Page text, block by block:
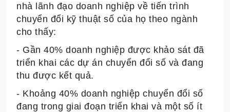
nhà lãnh đạo doanh nghiệp về tiến trình
chuyển đổi kỹ thuật số của họ theo ngành
cho thấy:
- Gần 40% doanh nghiệp được khảo sát đã
triển khai các dự án chuyển đổi số và đang
thu được kết quả.
- Khoảng 40% doanh nghiệp chuyển đổi số
đang trong giai đoạn triển khai và một số ít